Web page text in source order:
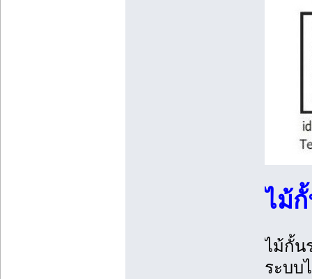
ไม้
ไม้กั้น
ระบบ